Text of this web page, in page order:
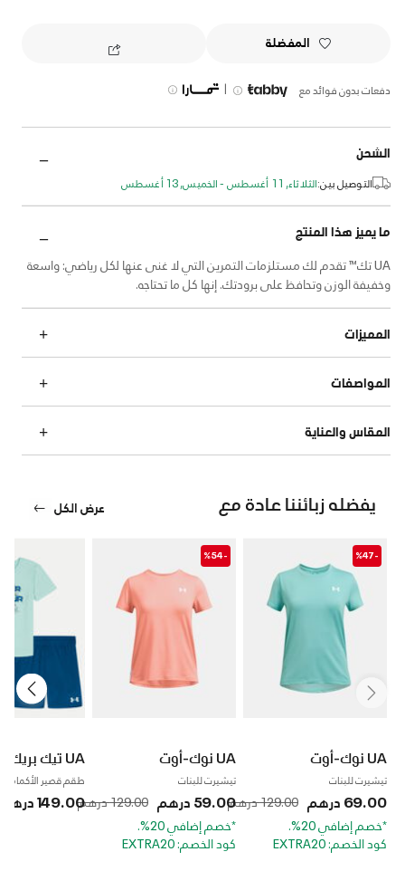
المفضلة
دفعات بدون فوائد مع |
الشحن
التوصيل بين:الثلاثاء, 11 أغسطس - الخميس, 13 أغسطس
ما يميز هذا المنتج
UA تك™ تقدم لك مستلزمات التمرين التي لا غنى عنها لكل رياضي: واسعة
وخفيفة الوزن وتحافظ على برودتك. إنها كل ما تحتاجه.
المميزات
المواصفات
المقاس والعناية
يفضله زبائننا عادة مع عرض الكل
-%47
UA نوك-أوت
تيشيرت للبنات
69.00 درهم
129.00 درهم
*خصم إضافي 20%.
كود الخصم: EXTRA20
-%54
UA نوك-أوت
تيشيرت للبنات
59.00 درهم
129.00 درهم
*خصم إضافي 20%.
كود الخصم: EXTRA20
UA تيك بريك بول
طقم قصير الأكمام
149.00 درهم
Price reduced from
to